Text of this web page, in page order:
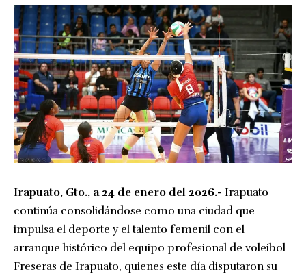
Irapuato, Gto., a 24 de enero del 2026.- Irapuato
continúa consolidándose como una ciudad que
impulsa el deporte y el talento femenil con el
arranque histórico del equipo profesional de voleibol
Freseras de Irapuato, quienes este día disputaron su